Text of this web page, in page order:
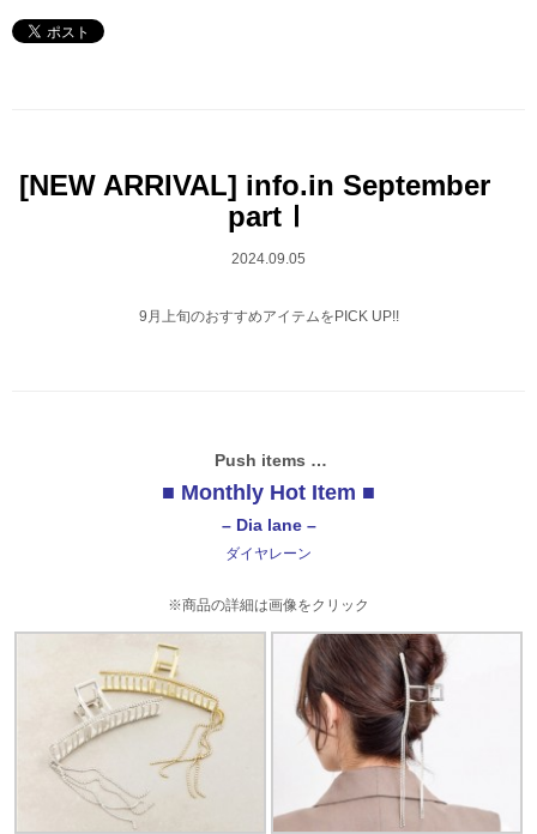
[NEW ARRIVAL] info.in September
partⅠ
2024.09.05
9月上旬のおすすめアイテムをPICK UP!!
Push items …
■ Monthly Hot Item ■
– Dia lane–
ダイヤレーン
※商品の詳細は画像をクリック